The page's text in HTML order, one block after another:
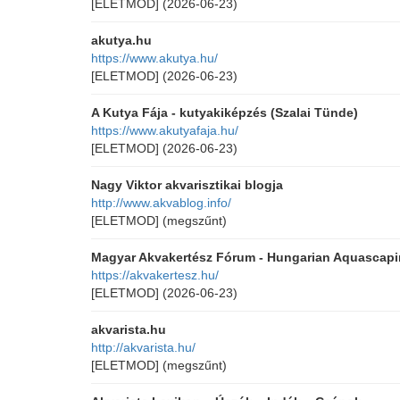
[ELETMOD] (2026-06-23)
akutya.hu
https://www.akutya.hu/
[ELETMOD] (2026-06-23)
A Kutya Fája - kutyakiképzés (Szalai Tünde)
https://www.akutyafaja.hu/
[ELETMOD] (2026-06-23)
Nagy Viktor akvarisztikai blogja
http://www.akvablog.info/
[ELETMOD] (megszűnt)
Magyar Akvakertész Fórum - Hungarian
https://akvakertesz.hu/
[ELETMOD] (2026-06-23)
akvarista.hu
http://akvarista.hu/
[ELETMOD] (megszűnt)